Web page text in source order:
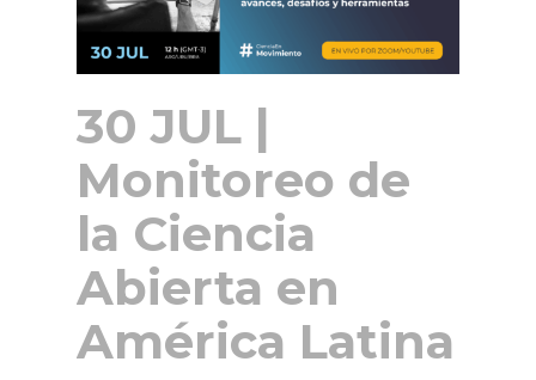
30 JUL |
Monitoreo de
la Ciencia
Abierta en
América Latina